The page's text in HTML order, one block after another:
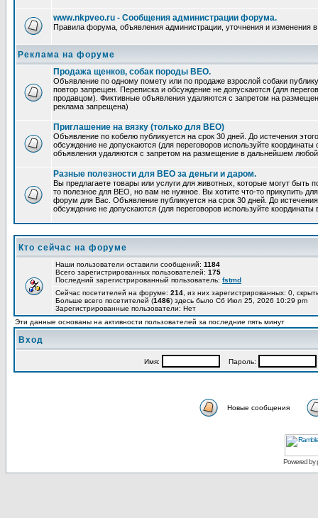
www.nkpveo.ru - Сообщения администрации форума.
Правила форума, объявления администрации, уточнения и изменения
Реклама на форуме
Продажа щенков, собак породы ВЕО.
Объявление по одному помету или по продаже взрослой собаки
повтор запрещен. Переписка и обсуждение не допускаются (для
продавцом). Фиктивные объявления удаляются с запретом на
реклама запрещена)
Приглашение на вязку (только для ВЕО)
Объявление по кобелю публикуется на срок 30 дней. До истечения
обсуждение не допускаются (для переговоров используйте
объявления удаляются с запретом на размещение в дальнейшем
Разные полезности для ВЕО за деньги и даром.
Вы предлагаете товары или услуги для животных, которые могут
то полезное для ВЕО, но вам не нужное. Вы хотите что-то прикупить
форум для Вас. Объявление публикуется на срок 30 дней. До
обсуждение не допускаются (для переговоров используйте
Кто сейчас на форуме
Наши пользователи оставили сообщений: 1184
Всего зарегистрированных пользователей: 175
Последний зарегистрированный пользователь: fstmd
Сейчас посетителей на форуме: 214 , из них зарегистрированных: 0,
Больше всего посетителей (1486) здесь было Сб Июл 25, 2026 10:29 pm
Зарегистрированные пользователи: Нет
Эти данные основаны на активности пользователей за последние пять минут
Вход
Имя: Пароль:
Новые сообщения
Powered by